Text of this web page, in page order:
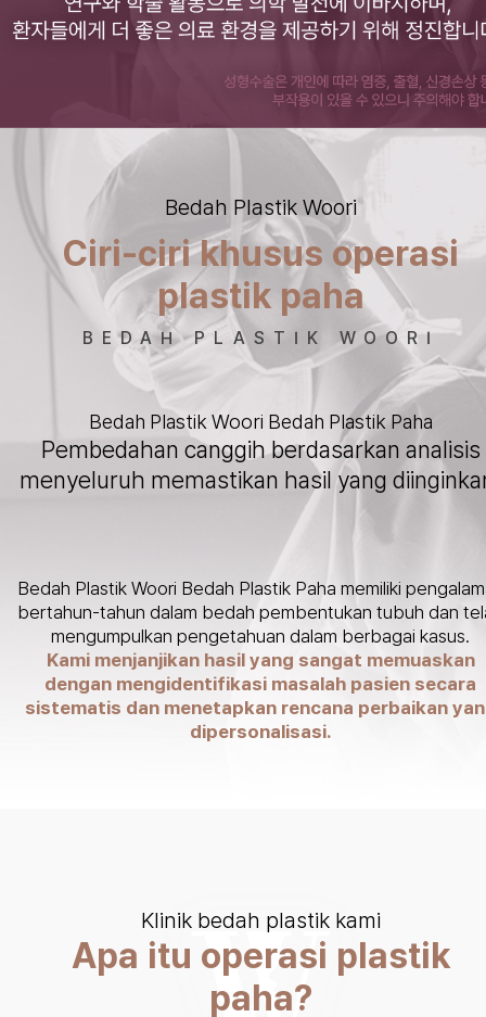
Bedah Plastik Woori
Ciri-ciri khusus operasi
plastik paha
BEDAH PLASTIK WOORI
Bedah Plastik Woori Bedah Plastik Paha
Pembedahan canggih berdasarkan analisis
menyeluruh memastikan hasil yang
Bedah Plastik Woori Bedah Plastik Paha memiliki
bertahun-tahun dalam bedah pembentukan tubuh dan
mengumpulkan pengetahuan dalam berbagai kasus.
Kami menjanjikan hasil yang sangat memuaskan
dengan mengidentifikasi masalah pasien secara
sistematis dan menetapkan rencana perbaikan
dipersonalisasi.
Klinik bedah plastik kami
Apa itu operasi plastik
paha?